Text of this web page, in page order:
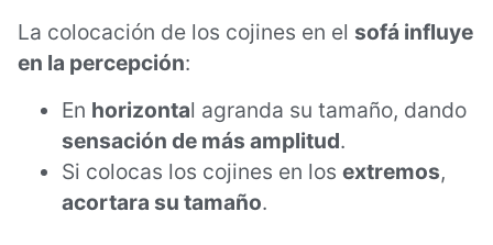
La colocación de los cojines en el sofá influye
en la percepción:
En horizontal agranda su tamaño, dando
sensación de más amplitud.
Si colocas los cojines en los extremos,
acortara su tamaño.